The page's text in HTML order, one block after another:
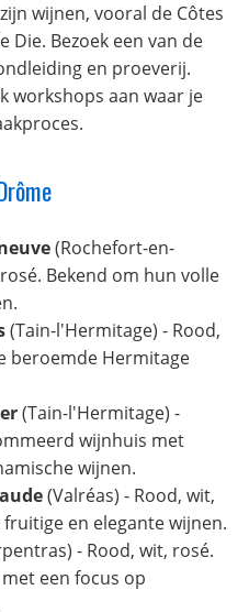
wijnen, vooral de Côtes
Die. Bezoek een van de
en proeverij.
workshops aan waar je
(Rochefort-en-
Bekend om hun volle
(Tain-l'Hermitage) - Rood,
beroemde Hermitage
(Tain-l'Hermitage) -
wijnhuis met
wijnen.
(Valréas) - Rood, wit,
en elegante wijnen.
- Rood, wit, rosé.
een focus op